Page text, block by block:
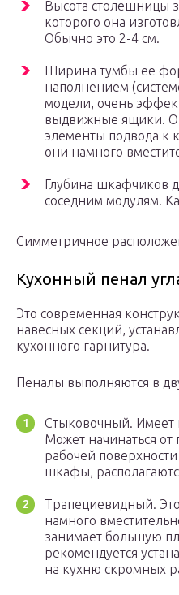
Высота столешницы
которого она
Обычно это 2-4 см.
Ширина тумбы ее
наполнением
модели, очень
выдвижные ящики.
элементы подвода к
они намного
Глубина шкафчиков
соседним модулям.
Симметричное
Кухонный пенал
Это современная
навесных секций,
кухонного гарнитура.
Пеналы выполняются в
Стыковочный. Имеет
Может начинаться от
рабочей
шкафы,
Трапециевидный.
намного
занимает большую
рекомендуется
на кухню скромных